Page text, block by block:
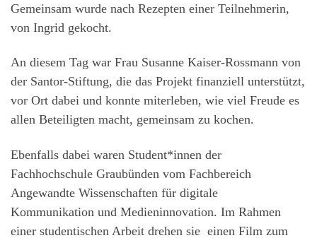
Gemeinsam wurde nach Rezepten einer Teilnehmerin,
von Ingrid gekocht.
An diesem Tag war Frau Susanne Kaiser-Rossmann von
der Santor-Stiftung, die das Projekt finanziell unterstützt,
vor Ort dabei und konnte miterleben, wie viel Freude es
allen Beteiligten macht, gemeinsam zu kochen.
Ebenfalls dabei waren Student*innen der
Fachhochschule Graubünden vom Fachbereich
Angewandte Wissenschaften für digitale
Kommunikation und Medieninnovation. Im Rahmen
einer studentischen Arbeit drehen sie einen Film zum